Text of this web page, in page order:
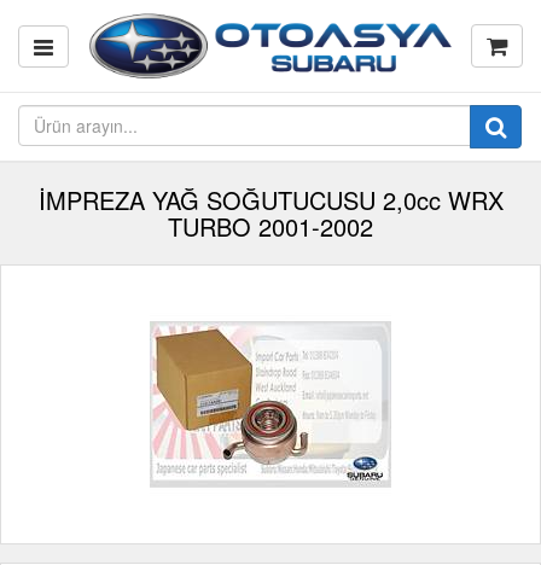
İMPREZA YAĞ SOĞUTUCUSU 2,0cc WRX
TURBO 2001-2002